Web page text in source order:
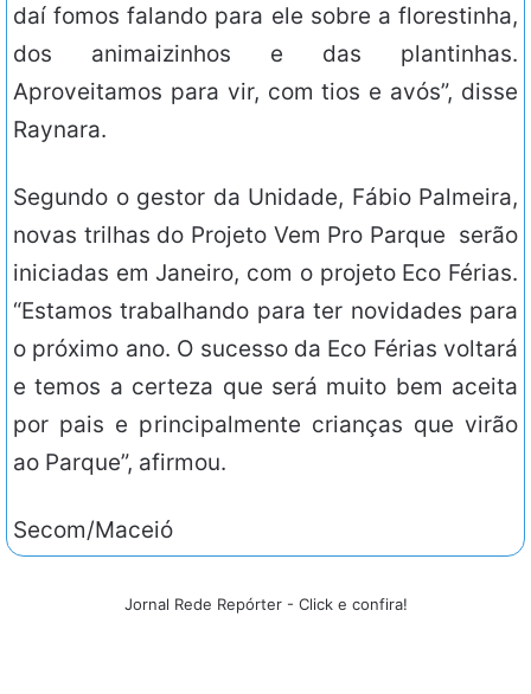
daí fomos falando para ele sobre a florestinha,
dos animaizinhos e das plantinhas.
Aproveitamos para vir, com tios e avós”, disse
Raynara.
Segundo o gestor da Unidade, Fábio Palmeira,
novas trilhas do Projeto Vem Pro Parque serão
iniciadas em Janeiro, com o projeto Eco Férias.
“Estamos trabalhando para ter novidades para
o próximo ano. O sucesso da Eco Férias voltará
e temos a certeza que será muito bem aceita
por pais e principalmente crianças que virão
ao Parque”, afirmou.
Secom/Maceió
Jornal Rede Repórter - Click e confira!